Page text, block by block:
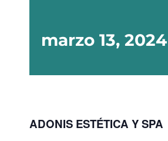
marzo 13, 2024
ADONIS ESTÉTICA Y SPA